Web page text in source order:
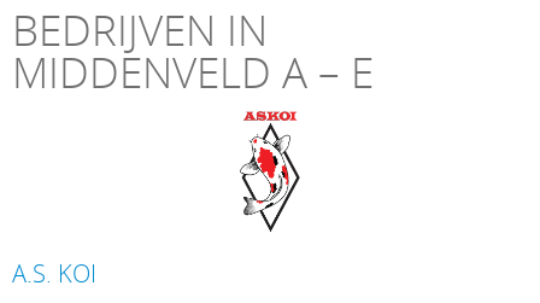
BEDRIJVEN IN
MIDDENVELD A – E
A.S. KOI